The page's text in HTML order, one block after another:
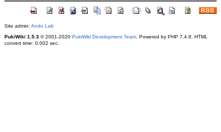
Site admin: Ando Lab
PukiWiki 1.5.3© 2001-2020 PukiWiki Development Team. Powered by PHP 7.4.8. HTML
convert time: 0.002 sec.